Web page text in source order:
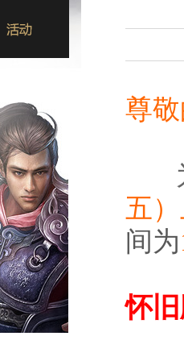
尊
五）
间为
怀